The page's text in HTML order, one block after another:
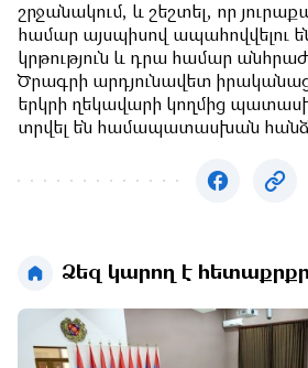
շրջանակում, և շեշտել, որ
համար այսպիսով ապահովվելու
կրթություն և դրա համար
Ծրագրի արդյունավետ
երկրի ղեկավարի կողմից
տրվել են համապատասխան
Ձեզ կարող է